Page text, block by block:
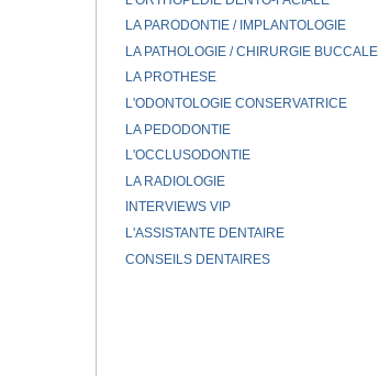
LA PARODONTIE / IMPLANTOLOGIE
LA PATHOLOGIE / CHIRURGIE BUCCALE
LA PROTHESE
L'ODONTOLOGIE CONSERVATRICE
LA PEDODONTIE
L'OCCLUSODONTIE
LA RADIOLOGIE
INTERVIEWS VIP
L'ASSISTANTE DENTAIRE
CONSEILS DENTAIRES